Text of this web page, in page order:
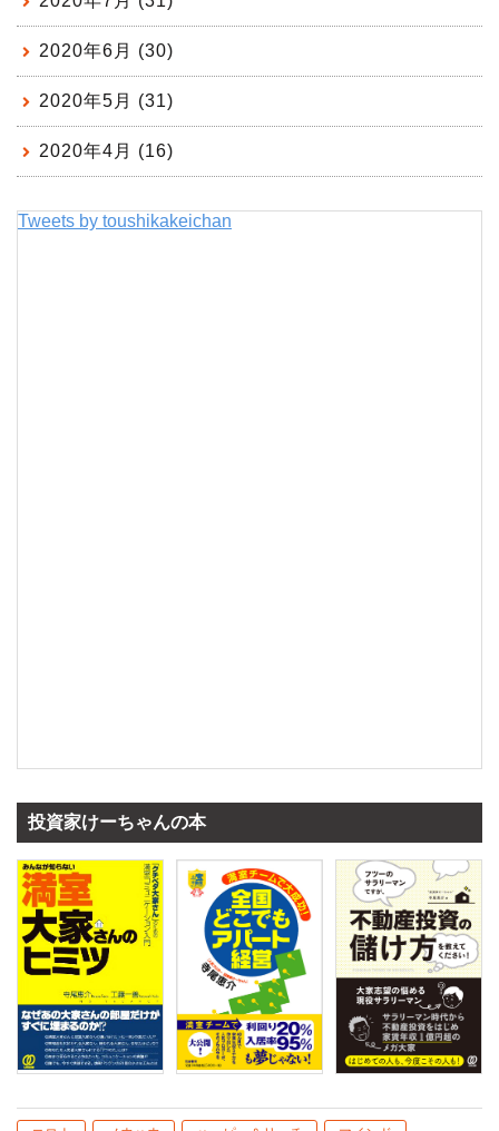
2020年6月 (30)
2020年5月 (31)
2020年4月 (16)
Tweets by toushikakeichan
投資家けーちゃんの本